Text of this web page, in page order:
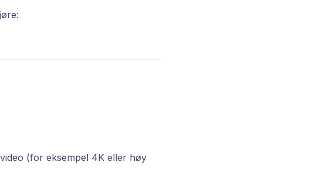
(for eksempel 4K eller høy